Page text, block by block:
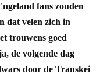
fans zouden
dat velen zich in
trouwens goed
de volgende dag
door de Transkei